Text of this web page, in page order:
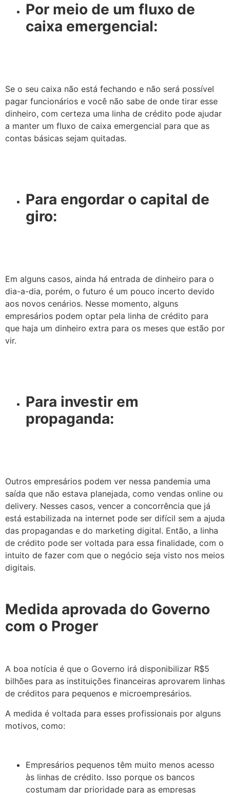
Por meio de um fluxo de
caixa emergencial:
Se o seu caixa não está fechando e não será possível
pagar funcionários e você não sabe de onde tirar esse
dinheiro, com certeza uma linha de crédito pode ajudar
a manter um fluxo de caixa emergencial para que as
contas básicas sejam quitadas.
Para engordar o capital de
giro:
Em alguns casos, ainda há entrada de dinheiro para o
dia-a-dia, porém, o futuro é um pouco incerto devido
aos novos cenários. Nesse momento, alguns
empresários podem optar pela linha de crédito para
que haja um dinheiro extra para os meses que estão por
vir.
Para investir em
propaganda:
Outros empresários podem ver nessa pandemia uma
saída que não estava planejada, como vendas online ou
delivery. Nesses casos, vencer a concorrência que já
está estabilizada na internet pode ser difícil sem a ajuda
das propagandas e do marketing digital. Então, a linha
de crédito pode ser voltada para essa finalidade, com o
intuito de fazer com que o negócio seja visto nos meios
digitais.
Medida aprovada do Governo
com o Proger
A boa notícia é que o Governo irá disponibilizar R$5
bilhões para as instituições financeiras aprovarem linhas
de créditos para pequenos e microempresários.
A medida é voltada para esses profissionais por alguns
motivos, como:
Empresários pequenos têm muito menos acesso
às linhas de crédito. Isso porque os bancos
costumam dar prioridade para as empresas